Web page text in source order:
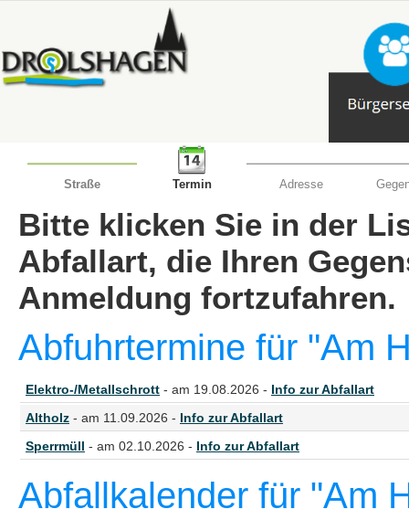
Straße Termin Adresse
Bitte klicken Sie in der
Abfallart, die Ihren
Anmeldung fortzufahren.
Abfuhrtermine für "Am
Elektro-/Metallschrott - am 19.08.2026 - Info zur Abfallart
Altholz - am 11.09.2026 - Info zur Abfallart
Sperrmüll - am 02.10.2026 - Info zur Abfallart
Abfallkalender für "Am